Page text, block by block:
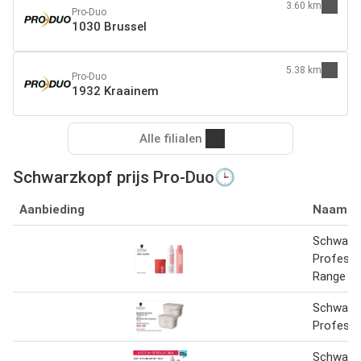
Pro-Duo
1030 Brussel
3.60 km
Pro-Duo
1932 Kraainem
5.38 km
Alle filialen
Schwarzkopf prijs Pro-Duo🕒
Aanbieding Naam
Range